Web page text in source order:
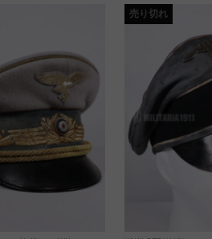
売り切れ